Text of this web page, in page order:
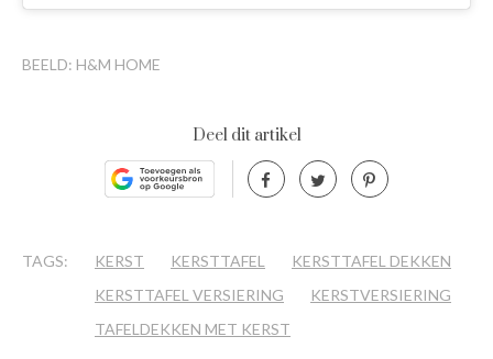
BEELD: H&M HOME
Deel dit artikel
TAGS: KERST KERSTTAFEL
KERSTTAFEL DEKKEN
KERSTTAFEL VERSIERING
KERSTVERSIERING
TAFELDEKKEN MET KERST